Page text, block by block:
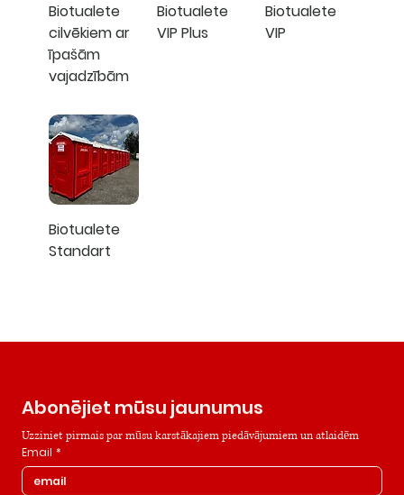
Biotualete
cilvēkiem ar
īpašām
vajadzībām
Biotualete
VIP Plus
Biotualete
VIP
Biotualete
Standart
Abonējiet mūsu jaunumus
Uzziniet pirmais par mūsu karstākajiem piedāvājumiem un atlaidēm
Email *